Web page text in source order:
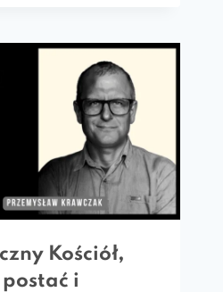
Kościół,
i